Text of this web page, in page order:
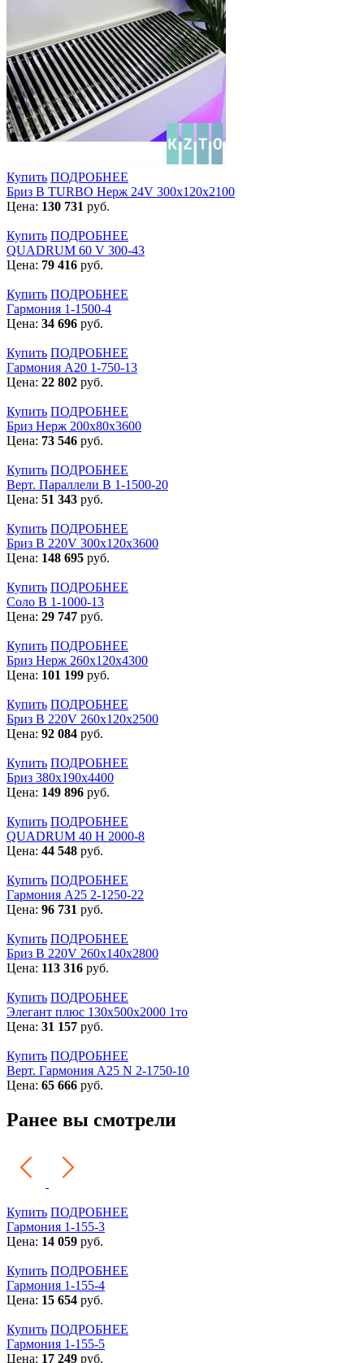
Купить ПОДРОБНЕЕ
Бриз В TURBO Нерж 24V 300х120х2100
Цена: 130 731 руб.
Купить ПОДРОБНЕЕ
QUADRUM 60 V 300-43
Цена: 79 416 руб.
Купить ПОДРОБНЕЕ
Гармония 1-1500-4
Цена: 34 696 руб.
Купить ПОДРОБНЕЕ
Гармония А20 1-750-13
Цена: 22 802 руб.
Купить ПОДРОБНЕЕ
Бриз Нерж 200х80х3600
Цена: 73 546 руб.
Купить ПОДРОБНЕЕ
Верт. Параллели В 1-1500-20
Цена: 51 343 руб.
Купить ПОДРОБНЕЕ
Бриз В 220V 300x120x3600
Цена: 148 695 руб.
Купить ПОДРОБНЕЕ
Соло В 1-1000-13
Цена: 29 747 руб.
Купить ПОДРОБНЕЕ
Бриз Нерж 260х120х4300
Цена: 101 199 руб.
Купить ПОДРОБНЕЕ
Бриз В 220V 260x120x2500
Цена: 92 084 руб.
Купить ПОДРОБНЕЕ
Бриз 380х190х4400
Цена: 149 896 руб.
Купить ПОДРОБНЕЕ
QUADRUM 40 H 2000-8
Цена: 44 548 руб.
Купить ПОДРОБНЕЕ
Гармония А25 2-1250-22
Цена: 96 731 руб.
Купить ПОДРОБНЕЕ
Бриз В 220V 260x140x2800
Цена: 113 316 руб.
Купить ПОДРОБНЕЕ
Элегант плюс 130x500x2000 1то
Цена: 31 157 руб.
Купить ПОДРОБНЕЕ
Верт. Гармония А25 N 2-1750-10
Цена: 65 666 руб.
Ранее вы смотрели
Купить ПОДРОБНЕЕ
Гармония 1-155-3
Цена: 14 059 руб.
Купить ПОДРОБНЕЕ
Гармония 1-155-4
Цена: 15 654 руб.
Купить ПОДРОБНЕЕ
Гармония 1-155-5
Цена: 17 249 руб.